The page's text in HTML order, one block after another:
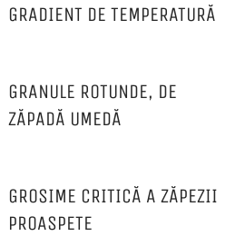
GRADIENT DE TEMPERATURĂ
GRANULE ROTUNDE, DE
ZĂPADĂ UMEDĂ
GROSIME CRITICĂ A ZĂPEZII
PROASPETE